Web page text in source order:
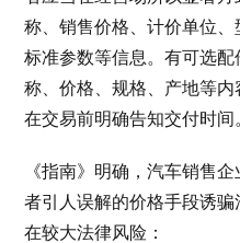
称、销售价格、计价单位、
标准参数等信息。有可选
称、价格、规格、产地等
在交易前明确告知交付时间
《指南》明确，汽车销售
者引人误解的价格手段诱
在较大法律风险：